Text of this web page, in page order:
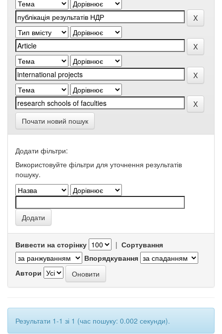
Почати новий пошук
Додати фільтри:
Використовуйте фільтри для уточнення результатів
пошуку.
Вивести на сторінку | Сортування
Впорядкування
Автори
Результати 1-1 зі 1 (час пошуку: 0.002 секунди).